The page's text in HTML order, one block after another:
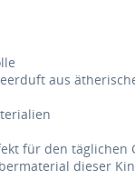
aus
für den
dieser